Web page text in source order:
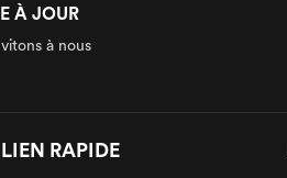
À JOUR
à nous
LIEN RAPIDE